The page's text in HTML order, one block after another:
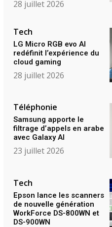
28 juillet 2026
Tech
LG Micro RGB evo AI
redéfinit l’expérience du
cloud gaming
28 juillet 2026
Téléphonie
Samsung apporte le
filtrage d’appels en arabe
avec Galaxy AI
23 juillet 2026
Tech
Epson lance les scanners
de nouvelle génération
WorkForce DS-800WN et
DS-900WN